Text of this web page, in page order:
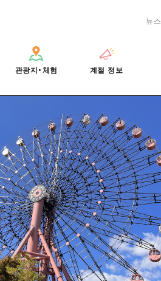
뉴스
마시 주변
芸)
後)
北)
(芸北)
(宮島) 주변
(山口)현 동부
빠른 여행
당일치기
반나절
1박 2일
2박 3일
관광지・체험
히로시마시 주변
아키(安芸)
빈고(備後)
비북(備北)
게이호쿠(芸北)
미야지마(宮島) 주변
야마구치(山口)현 동부
계절 정보
HIROSHIMA FREE Wi-Fi
외국인 여행자용 거리 관광안내소
자원봉사 가이드
히로시마현내 매력을 동영상으로 소개!
자주 묻는 질문
부
반나절
주변
현 동부
재해가 발생했을 때의 교통 정보
관광 안내 책자